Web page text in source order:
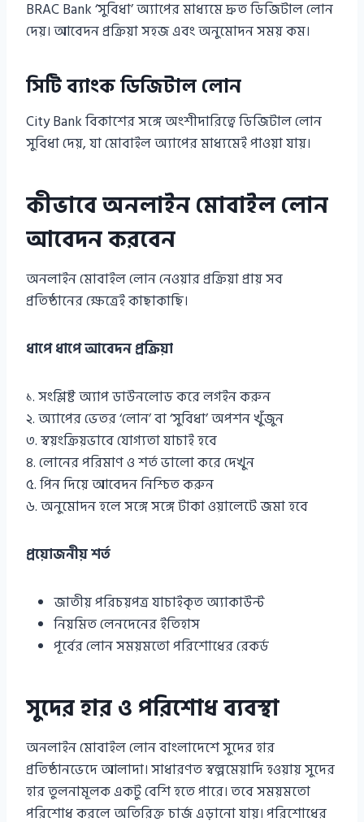
BRAC Bank ‘সুবিধা’ অ্যাপের মাধ্যমে দ্রুত ডিজিটাল লোন
দেয়। আবেদন প্রক্রিয়া সহজ এবং অনুমোদন সময় কম।
সিটি ব্যাংক ডিজিটাল লোন
City Bank বিকাশের সঙ্গে অংশীদারিত্বে ডিজিটাল লোন
সুবিধা দেয়, যা মোবাইল অ্যাপের মাধ্যমেই পাওয়া যায়।
কীভাবে অনলাইন মোবাইল লোন
আবেদন করবেন
অনলাইন মোবাইল লোন নেওয়ার প্রক্রিয়া প্রায় সব
প্রতিষ্ঠানের ক্ষেত্রেই কাছাকাছি।
ধাপে ধাপে আবেদন প্রক্রিয়া
১. সংশ্লিষ্ট অ্যাপ ডাউনলোড করে লগইন করুন
২. অ্যাপের ভেতর ‘লোন’ বা ‘সুবিধা’ অপশন খুঁজুন
৩. স্বয়ংক্রিয়ভাবে যোগ্যতা যাচাই হবে
৪. লোনের পরিমাণ ও শর্ত ভালো করে দেখুন
৫. পিন দিয়ে আবেদন নিশ্চিত করুন
৬. অনুমোদন হলে সঙ্গে সঙ্গে টাকা ওয়ালেটে জমা হবে
প্রয়োজনীয় শর্ত
জাতীয় পরিচয়পত্র যাচাইকৃত অ্যাকাউন্ট
নিয়মিত লেনদেনের ইতিহাস
পূর্বের লোন সময়মতো পরিশোধের রেকর্ড
সুদের হার ও পরিশোধ ব্যবস্থা
অনলাইন মোবাইল লোন বাংলাদেশে সুদের হার
প্রতিষ্ঠানভেদে আলাদা। সাধারণত স্বল্পমেয়াদি হওয়ায় সুদের
হার তুলনামূলক একটু বেশি হতে পারে। তবে সময়মতো
পরিশোধ করলে অতিরিক্ত চার্জ এড়ানো যায়। পরিশোধের